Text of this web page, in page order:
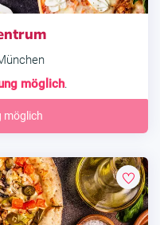
möglich.
möglich